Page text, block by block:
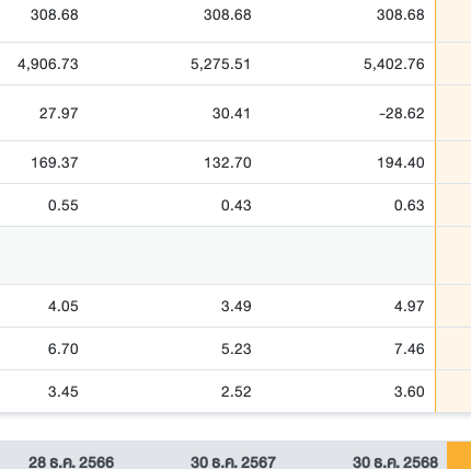
308.68 308.68 308.68
4,906.73 5,275.51 5,402.76
27.97 30.41 -28.62
169.37 132.70 194.40
0.55 0.43 0.63
4.05 3.49 4.97
6.70 5.23 7.46
3.45 2.52 3.60
28 ธ.ค. 2566 30 ธ.ค. 2567 30 ธ.ค. 2568